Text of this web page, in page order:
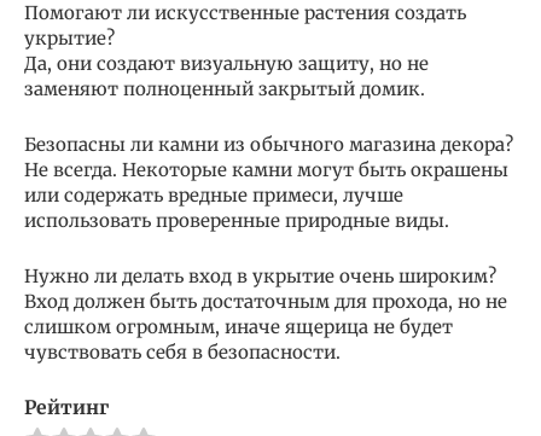
Помогают ли искусственные растения создать
укрытие?
Да, они создают визуальную защиту, но не
заменяют полноценный закрытый домик.
Безопасны ли камни из обычного магазина декора?
Не всегда. Некоторые камни могут быть окрашены
или содержать вредные примеси, лучше
использовать проверенные природные виды.
Нужно ли делать вход в укрытие очень широким?
Вход должен быть достаточным для прохода, но не
слишком огромным, иначе ящерица не будет
чувствовать себя в безопасности.
Рейтинг